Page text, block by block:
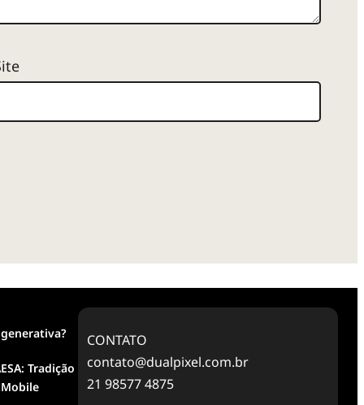
Tradição
CONTATO
contato@dualpixel.com.br
21 98577 4875